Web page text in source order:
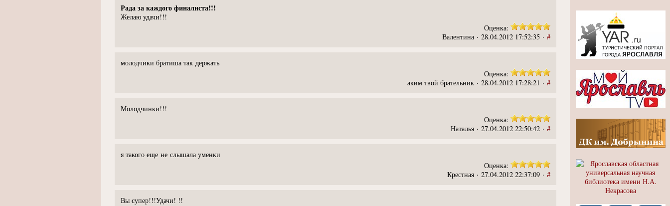
Рада за каждого финалиста!!!
Желаю удачи!!!
Оценка:
Валентина · 28.04.2012 17:52:35 · #
молодчики братиша так держать
Оценка:
аким твой брательник · 28.04.2012 17:28:21 · #
Молодчинки!!!
Оценка:
Наталья · 27.04.2012 22:50:42 · #
я такого еще не слышала уменки
Оценка:
Крестная · 27.04.2012 22:37:09 · #
Вы супер!!!Удачи! !!